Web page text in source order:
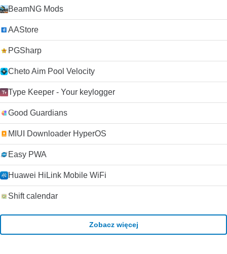
BeamNG Mods
AAStore
PGSharp
Cheto Aim Pool Velocity
Type Keeper - Your keylogger
Good Guardians
MIUI Downloader HyperOS
Easy PWA
Huawei HiLink Mobile WiFi
Shift calendar
Zobacz więcej